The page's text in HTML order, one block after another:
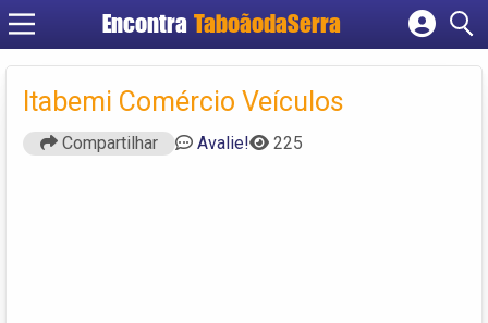
Encontra TaboãodaSerra
Cadastrar empresa
Criar conta
Itabemi Comércio Veículos
Compartilhar Avalie! 225